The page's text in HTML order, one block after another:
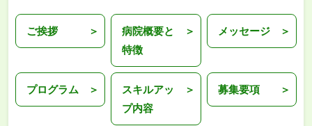
ご挨拶
病院概要と
特徴
メッセージ
プログラム
スキルアッ
プ内容
募集要項